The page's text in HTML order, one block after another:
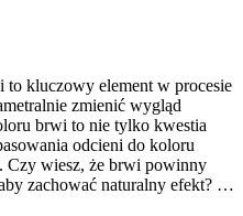
kluczowy element w procesie
zmienić wygląd
brwi to nie tylko kwestia
odcieni do koloru
Czy wiesz, że brwi powinny
zachować naturalny efekt? …